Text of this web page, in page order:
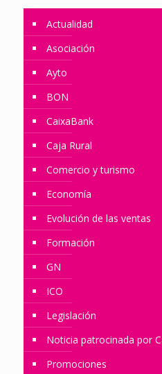
Actualidad
Asociación
Ayto
BON
CaixaBank
Caja Rural
Comercio y turismo
Economía
Evolución de las ventas
Formación
GN
ICO
Legislación
Noticia patrocinada por
Promociones